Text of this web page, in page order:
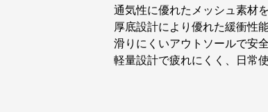
通気性に優れたメッシュ素材
厚底設計により優れた緩衝性
滑りにくいアウトソールで安
軽量設計で疲れにくく、日常